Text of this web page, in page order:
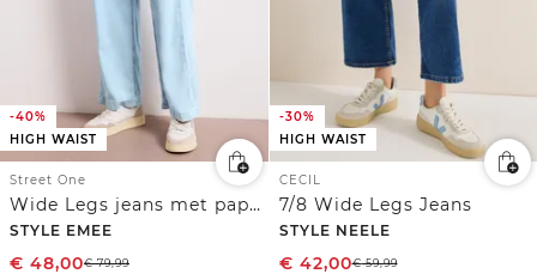
-40%
HIGH WAIST
Street One
Wide Legs jeans met paperbag tailleband
STYLE EMEE
€ 48,00€79,99
-30%
HIGH WAIST
CECIL
7/8 Wide Legs Jeans
STYLE NEELE
€ 42,00€59,99